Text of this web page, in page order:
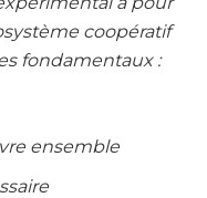
coopératif
fondamentaux :
ensemble